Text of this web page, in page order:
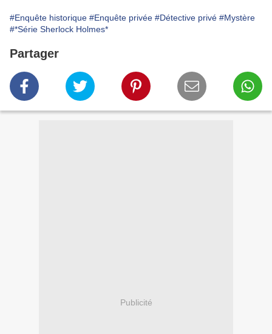
#Enquête historique #Enquête privée #Détective privé #Mystère
#*Série Sherlock Holmes*
Partager
Publicité